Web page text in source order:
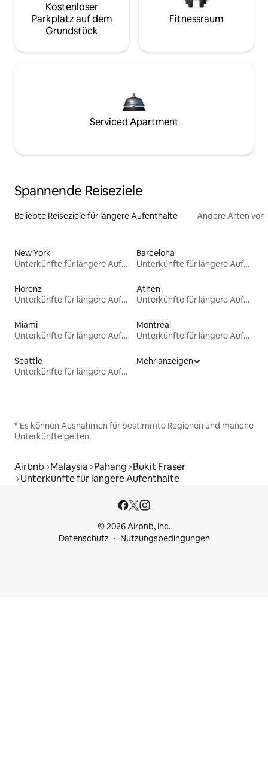
Kostenloser
Parkplatz auf dem
Grundstück
Fitnessraum
Serviced Apartment
Spannende Reiseziele
Beliebte Reiseziele für längere Aufenthalte Andere Arten
New York
Unterkünfte für längere Aufenthalte
Barcelona
Unterkünfte für längere Aufenthalte
Florenz
Unterkünfte für längere Aufenthalte
Athen
Unterkünfte für längere Aufenthalte
Miami
Unterkünfte für längere Aufenthalte
Montreal
Unterkünfte für längere Aufenthalte
Seattle
Unterkünfte für längere Aufenthalte
Mehr anzeigen
* Es können Ausnahmen für bestimmte Regionen und manche
Unterkünfte gelten.
Airbnb Malaysia Pahang Bukit Fraser
Unterkünfte für längere Aufenthalte
© 2026 Airbnb, Inc.
Datenschutz
Nutzungsbedingungen